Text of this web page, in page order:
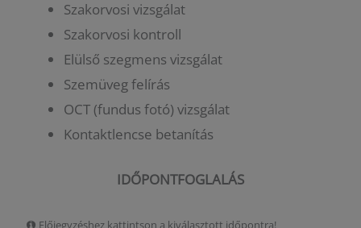
Szakorvosi vizsgálat
Szakorvosi kontroll
Elülső szegmens vizsgálat
Szemüveg felírás
OCT (fundus fotó) vizsgálat
Kontaktlencse betanítás
IDŐPONTFOGLALÁS
Előjegyzéshez kattintson a kiválasztott időpontra!